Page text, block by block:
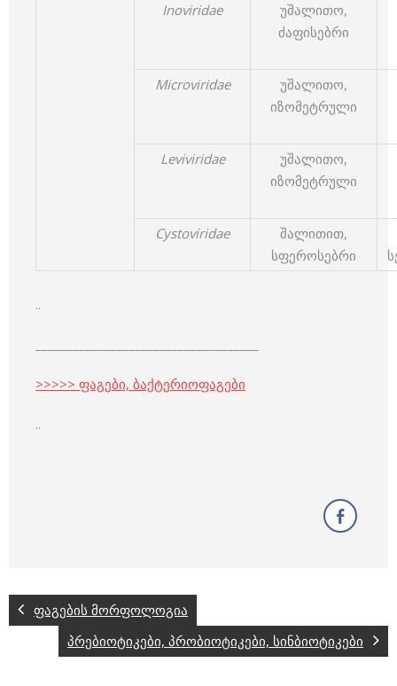
Inoviridae
უშალითო,
ძაფისებრი
Microviridae
უშალითო,
იზომეტრული
Leviviridae
უშალითო,
იზომეტრული
Cystoviridae
შალითით,
სფეროსებრი
..
>>>>> ფაგები, ბაქტერიოფაგები
..
ფაგების მორფოლოგია
პრებიოტიკები, პრობიოტიკები, სინბიოტიკები